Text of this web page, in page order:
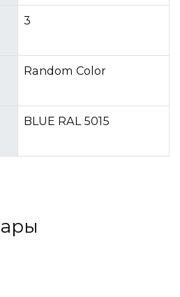
3
Random Color
BLUE RAL 5015